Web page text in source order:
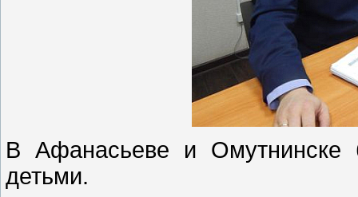
В Афанасьеве и Омутнинске
детьми.